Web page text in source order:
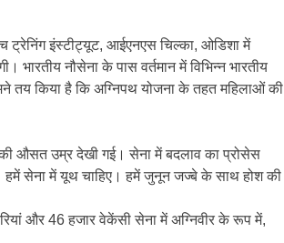
ट्रेनिंग इंस्टीट्यूट, आईएनएस चिल्का, ओडिशा में
भारतीय नौसेना के पास वर्तमान में विभिन्न भारतीय
तय किया है कि अग्निपथ योजना के तहत महिलाओं की
औसत उम्र देखी गई। सेना में बदलाव का प्रोसेस
सेना में यूथ चाहिए। हमें जुनून जज्बे के साथ होश की
और 46 हजार वेकेंसी सेना में अग्निवीर के रूप में,